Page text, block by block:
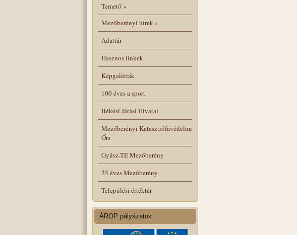
Temető»
Mezőberényi hírek»
Adattár
Hasznos linkek
Képgalériák
100 éves a sport
Békési Járási Hivatal
Mezőberényi Katasztrófavédelmi
Őrs
Gyüsz-TE Mezőberény
25 éves Mezőberény
Települési értéktár
ÁROP pályázatok